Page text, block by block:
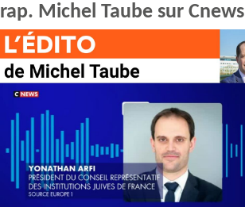
rap. Michel Taube sur Cnews